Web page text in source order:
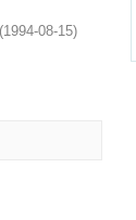
(1994-08-15)